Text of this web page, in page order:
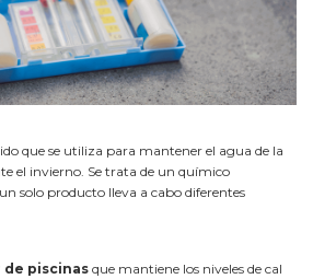
que se utiliza para mantener el agua de la
el invierno. Se trata de un químico
solo producto lleva a cabo diferentes
de piscinasque mantiene los niveles de cal